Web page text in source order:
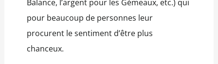
Balance, l’argent pour les Gémeaux, etc.) qui
pour beaucoup de personnes leur
procurent le sentiment d’être plus
chanceux.